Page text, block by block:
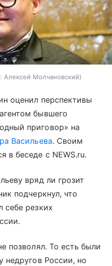
Алексей Молчановский
оценил перспективы
бывшего
приговор» на
Васильева. Своим
в беседе с NEWS.ru.
вряд ли грозит
подчеркнул, что
себе резких
позволял. То есть были
недругов России, но